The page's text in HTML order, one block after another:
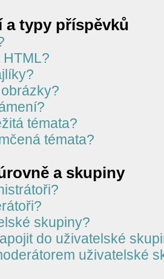
a typy příspěvků
témata?
témata?
a skupiny
skupiny?
do uživatelské
uživatelské